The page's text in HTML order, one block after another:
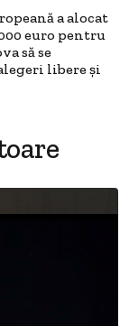
a alocat
euro pentru
să se
libere şi